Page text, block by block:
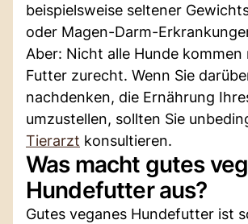
beispielsweise seltener
oder Magen-Darm-
Aber: Nicht alle Hunde kommen
Futter zurecht. Wenn Sie
nachdenken, die Ernährung
umzustellen, sollten Sie
Tierarzt konsultieren.
Was macht gutes
Hundefutter aus?
Gutes veganes Hundefutter ist